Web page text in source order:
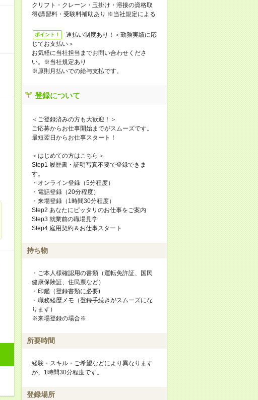
クリフト・クレーン・玉掛け・溶接の資格取
得/講習料・受験料補助あり ※当社規定による
ポイント！
速払い制度あり！＜勤務実績に応
じてお支払い＞
お気軽に当社担当までお問い合わせくださ
い。※当社規定あり
※原則月払いでの給与支払です。
登録について
＜ご登録済みの方も大歓迎！＞
ご応募からお仕事開始までがスムーズです。
最短翌日からお仕事スタート！
＜はじめての方はこちら＞
Step1 履歴書・証明写真不要で登録できま
す。
・オンライン登録（5分程度）
・電話登録（20分程度）
・来場登録（1時間30分程度）
Step2 あなたにピッタリのお仕事をご案内
Step3 就業前の職場見学
Step4 雇用契約＆お仕事スタート
持ち物
・ご本人様確認用の書類（運転免許証、国民
健康保険証、住民票など）
・印鑑（登録書類に必要)
・職務経歴メモ（登録手続きがスムーズにな
ります）
※来場登録の場合※
所要時間
経験・スキル・ご希望などにより異なります
が、1時間30分程度です。
登録場所